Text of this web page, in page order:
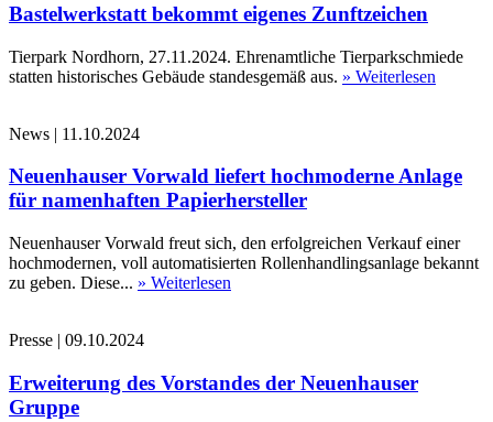
Bastelwerkstatt bekommt eigenes Zunftzeichen
Tierpark Nordhorn, 27.11.2024. Ehrenamtliche Tierparkschmiede
statten historisches Gebäude standesgemäß aus. » Weiterlesen
News | 11.10.2024
Neuenhauser Vorwald liefert hochmoderne Anlage
für namenhaften Papierhersteller
Neuenhauser Vorwald freut sich, den erfolgreichen Verkauf einer
hochmodernen, voll automatisierten Rollenhandlingsanlage bekannt
zu geben. Diese... » Weiterlesen
Presse | 09.10.2024
Erweiterung des Vorstandes der Neuenhauser
Gruppe